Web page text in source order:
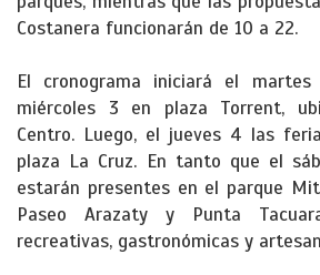
Costanera funcionarán de 10 a 22.
El cronograma iniciará el
miércoles 3 en plaza Torrent,
Centro. Luego, el jueves 4 las
plaza La Cruz. En tanto que el
estarán presentes en el parque
Paseo Arazaty y Punta
recreativas, gastronómicas y